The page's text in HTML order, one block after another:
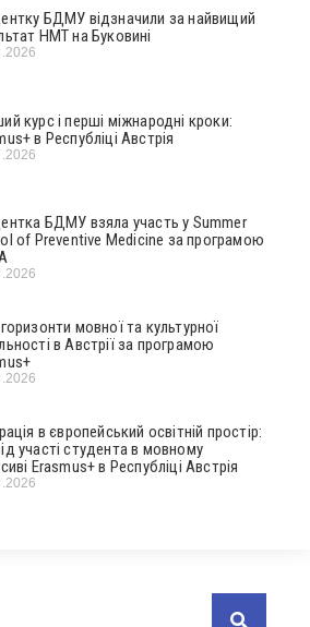
БДМУ відзначили за найвищий
НМТ на Буковині
курс і перші міжнародні кроки:
в Республіці Австрія
БДМУ взяла участь у Summer
of Preventive Medicine за програмою
мовної та культурної
в Австрії за програмою
в європейський освітній простір:
участі студента в мовному
Erasmus+ в Республіці Австрія